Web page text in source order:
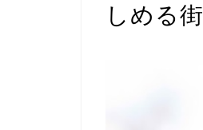
しめる街